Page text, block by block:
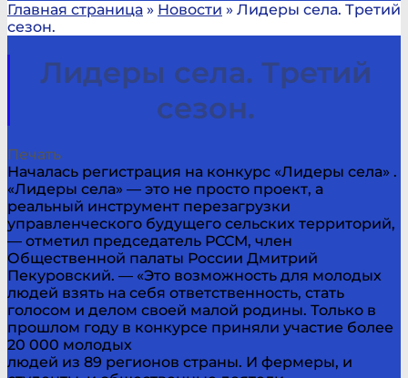
Главная страница » Новости » Лидеры села. Третий
сезон.
Лидеры села. Третий
сезон.
Печать
Началась регистрация на конкурс «Лидеры села» .
«Лидеры села» — это не просто проект, а
реальный инструмент перезагрузки
управленческого будущего сельских территорий,
— отметил председатель РССМ, член
Общественной палаты России Дмитрий
Пекуровский. — «Это возможность для молодых
людей взять на себя ответственность, стать
голосом и делом своей малой родины. Только в
прошлом году в конкурсе приняли участие более
20 000 молодых
людей из 89 регионов страны. И фермеры, и